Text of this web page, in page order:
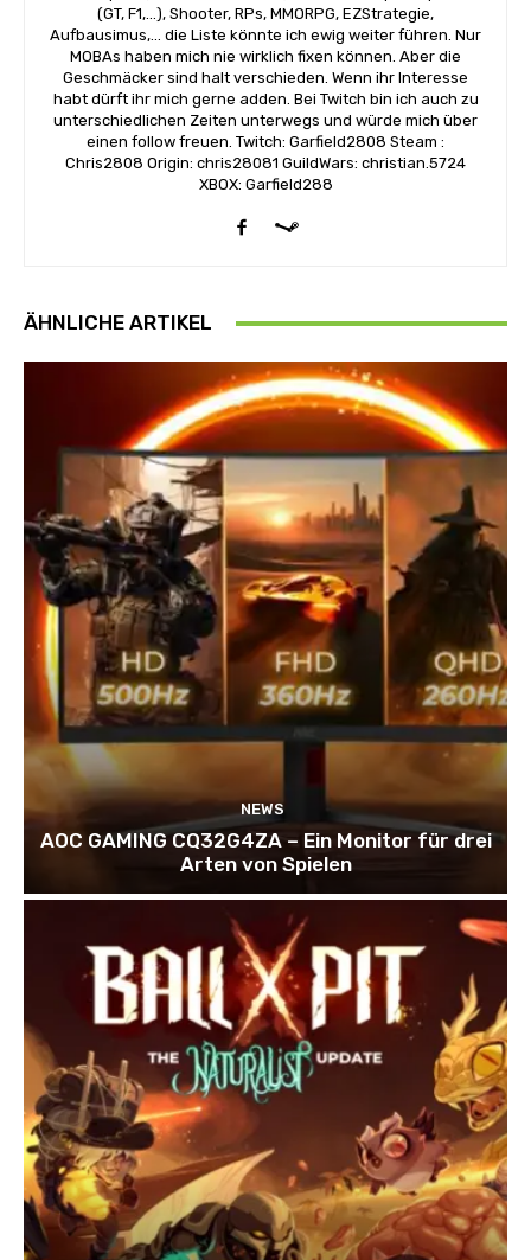
(GT, F1,...), Shooter, RPs, MMORPG, EZStrategie,
Aufbausimus,... die Liste könnte ich ewig weiter führen. Nur
MOBAs haben mich nie wirklich fixen können. Aber die
Geschmäcker sind halt verschieden. Wenn ihr Interesse
habt dürft ihr mich gerne adden. Bei Twitch bin ich auch zu
unterschiedlichen Zeiten unterwegs und würde mich über
einen follow freuen. Twitch: Garfield2808 Steam :
Chris2808 Origin: chris28081 GuildWars: christian.5724
XBOX: Garfield288
ÄHNLICHE ARTIKEL
NEWS
AOC GAMING CQ32G4ZA – Ein Monitor für drei
Arten von Spielen